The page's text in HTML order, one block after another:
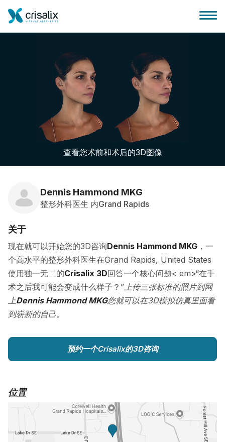
外科医生之家
3D商务平台
客户评价
查看您术前和术后的3D图像
Dennis Hammond MKG
整形外科医生 内Grand Rapids
关于
现在就可以开始您的3D咨询Dennis Hammond MKG ，一
个高水平的整形外科医生在Grand Rapids, United States
使用独一无二的Crisalix 3D回答一个核心问题< em>“在手
术之后我可能会变成什么样子？” 上传三张标准的照片到网
上Dennis Hammond MKG您就可以在3D模拟仿真里面看
到崭新的自己。
预约一个Crisalix的3D咨询
位置